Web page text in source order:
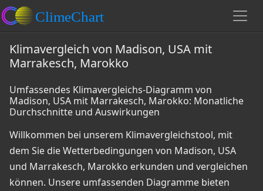
Klimavergleich von Madison, USA mit
Marrakesch, Marokko
Umfassendes Klimavergleichs-Diagramm von
Madison, USA mit Marrakesch, Marokko: Monatliche
Durchschnitte und Auswirkungen
Willkommen bei unserem Klimavergleichstool, mit
dem Sie die Wetterbedingungen von Madison, USA
und Marrakesch, Marokko erkunden und vergleichen
können. Unsere umfassenden Diagramme bieten